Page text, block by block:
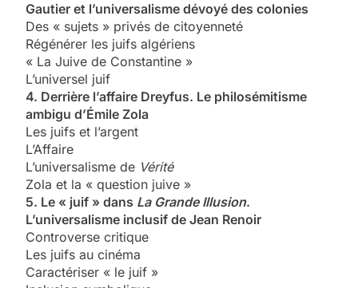
Gautier et l’universalisme dévoyé des colonies
Des « sujets » privés de citoyenneté
Régénérer les juifs algériens
« La Juive de Constantine »
L’universel juif
4. Derrière l’affaire Dreyfus. Le philosémitisme
ambigu d’Émile Zola
Les juifs et l’argent
L’Affaire
L’universalisme de Vérité
Zola et la « question juive »
5. Le « juif » dans La Grande Illusion.
L’universalisme inclusif de Jean Renoir
Controverse critique
Les juifs au cinéma
Caractériser « le juif »